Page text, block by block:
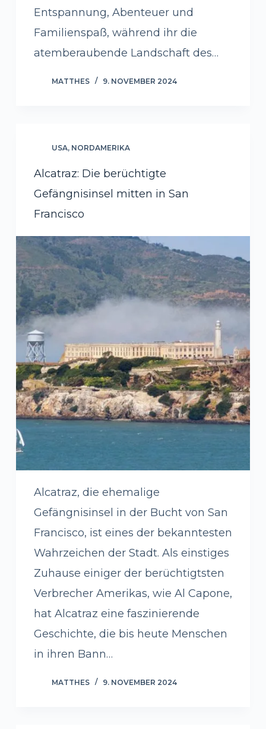
Entspannung, Abenteuer und
Familienspaß, während ihr die
atemberaubende Landschaft des…
MATTHES 9. NOVEMBER 2024
USA, NORDAMERIKA
Alcatraz: Die berüchtigte
Gefängnisinsel mitten in San
Francisco
Alcatraz, die ehemalige
Gefängnisinsel in der Bucht von San
Francisco, ist eines der bekanntesten
Wahrzeichen der Stadt. Als einstiges
Zuhause einiger der berüchtigtsten
Verbrecher Amerikas, wie Al Capone,
hat Alcatraz eine faszinierende
Geschichte, die bis heute Menschen
in ihren Bann…
MATTHES 9. NOVEMBER 2024